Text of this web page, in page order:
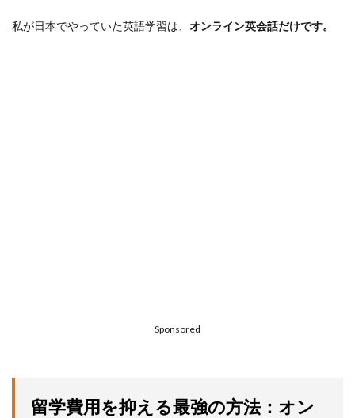
私が日本でやっていた英語学習は、 オンライン英会話だけです。
Sponsored
留学費用を抑える最強の方法：オン